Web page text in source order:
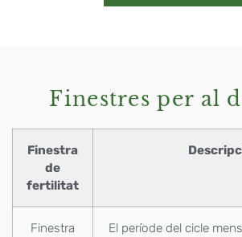
Finestres per al
Finestra
de
fertilitat
Finestra
El període del cicle